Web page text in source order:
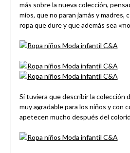
más sobre la nueva colección,
míos, que no paran jamás y madres,
ropa que dure y que además sea
Si tuviera que describir la colección
muy agradable para los niños y con
apetecen mucho después del